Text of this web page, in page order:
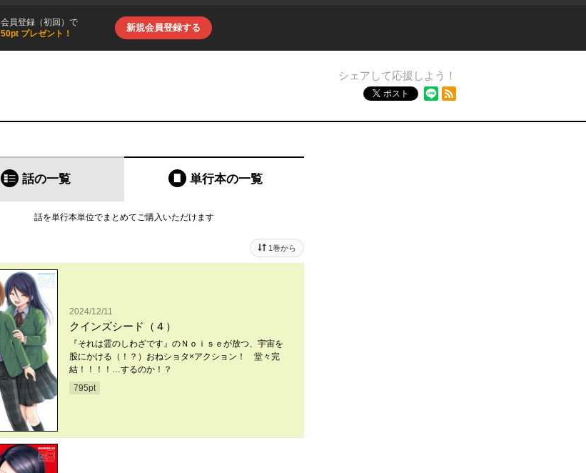
会員登録（初回）で
50pt プレゼント！
新規会員登録する
シェアして応援しよう！
ポスト
話の一覧 単行本の一覧
話を単行本単位でまとめてご購入いただけます
1巻から
2024/12/11
クインズシード（４）
『それは霊のしわざです』のＮｏｉｓｅが放つ、宇宙を
股にかける（！？）おねショタ×アクション！ 堂々完
結！！！！…するのか！？
795pt